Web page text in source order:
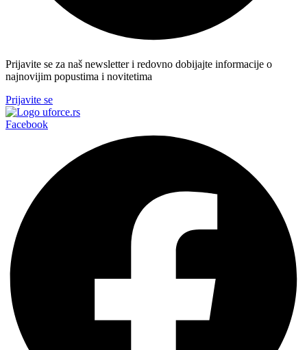
Prijavite se za naš newsletter i redovno dobijajte informacije o
najnovijim popustima i novitetima
Prijavite se
Facebook